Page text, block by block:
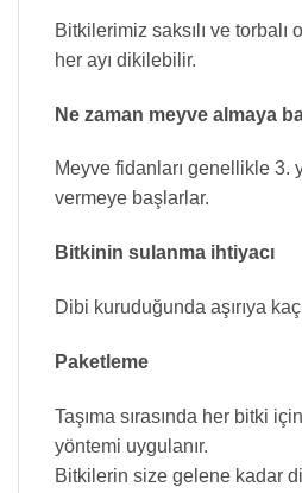
Bitkilerimiz saksılı ve
her ayı dikilebilir.
Ne zaman meyve almaya
Meyve fidanları genellikle 3.
vermeye başlarlar.
Bitkinin sulanma ihtiyacı
Dibi kuruduğunda aşırıya
Paketleme
Taşıma sırasında her bitki
yöntemi uygulanır.
Bitkilerin size gelene kadar